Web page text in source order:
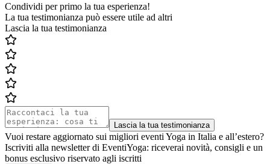
Condividi per primo la tua esperienza!
La tua testimonianza può essere utile ad altri
Lascia la tua testimonianza
Lascia la tua testimonianza
Vuoi restare aggiornato sui migliori eventi Yoga in Italia e all’estero?
Iscriviti alla newsletter di EventiYoga: riceverai novità, consigli e un
bonus esclusivo riservato agli iscritti